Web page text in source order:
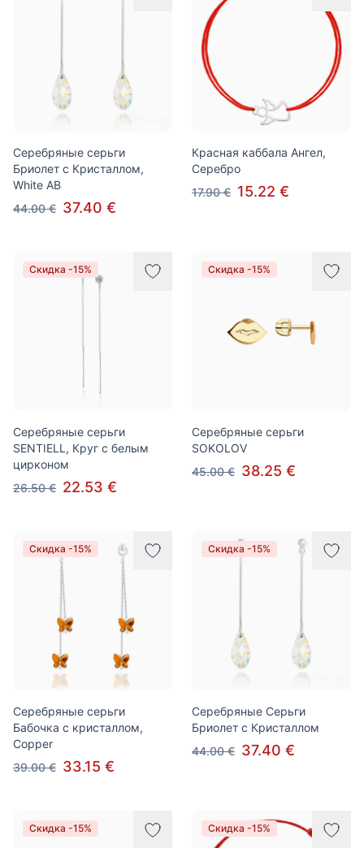
Серебряные серьги
Бриолет с Кристаллом,
White AB
44.00 € 37.40 €
Красная каббала Ангел,
Серебро
17.90 € 15.22 €
Скидка -15%
Серебряные серьги
SENTIELL, Круг с белым
цирконом
26.50 € 22.53 €
Скидка -15%
Серебряные серьги
SOKOLOV
45.00 € 38.25 €
Скидка -15%
Серебряные серьги
Бабочка с кристаллом,
Copper
39.00 € 33.15 €
Скидка -15%
Серебряные Серьги
Бриолет с Кристаллом
44.00 € 37.40 €
Скидка -15% Скидка -15%